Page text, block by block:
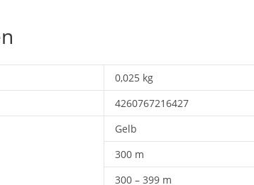
0,025 kg
4260767216427
Gelb
300 m
300 – 399 m